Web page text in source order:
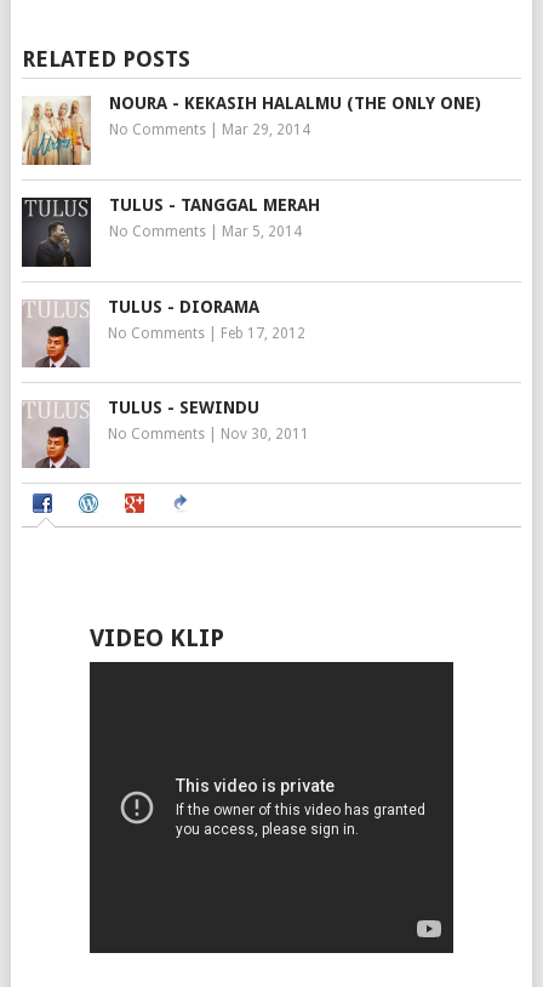
RELATED POSTS
NOURA - KEKASIH HALALMU (THE ONLY ONE)
No Comments| Mar 29, 2014
TULUS - TANGGAL MERAH
No Comments| Mar 5, 2014
TULUS - DIORAMA
No Comments| Feb 17, 2012
TULUS - SEWINDU
No Comments| Nov 30, 2011
VIDEO KLIP